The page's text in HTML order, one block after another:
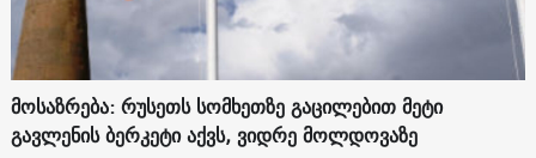
მოსაზრება: რუსეთს სომხეთზე გაცილებით მეტი
გავლენის ბერკეტი აქვს, ვიდრე მოლდოვაზე